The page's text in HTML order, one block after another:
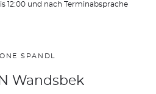
12:00 und nach Terminabsprache
SPANDL
Wandsbek